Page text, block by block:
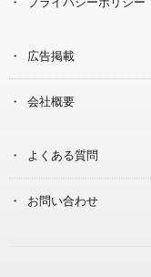
広告掲載
会社概要
よくある質問
お問い合わせ